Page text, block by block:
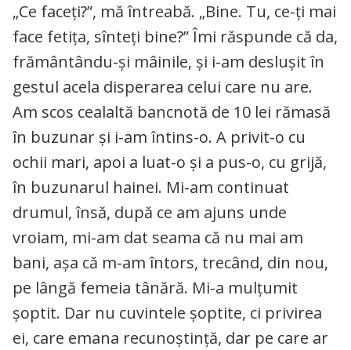
„Ce faceți?”, mă întreabă. „Bine. Tu, ce-ți mai
face fetița, sînteți bine?” Îmi răspunde că da,
frământându-și mâinile, și i-am deslușit în
gestul acela disperarea celui care nu are.
Am scos cealaltă bancnotă de 10 lei rămasă
în buzunar și i-am întins-o. A privit-o cu
ochii mari, apoi a luat-o și a pus-o, cu grijă,
în buzunarul hainei. Mi-am continuat
drumul, însă, după ce am ajuns unde
vroiam, mi-am dat seama că nu mai am
bani, așa că m-am întors, trecând, din nou,
pe lângă femeia tânără. Mi-a mulțumit
șoptit. Dar nu cuvintele șoptite, ci privirea
ei, care emana recunoștință, dar pe care ar